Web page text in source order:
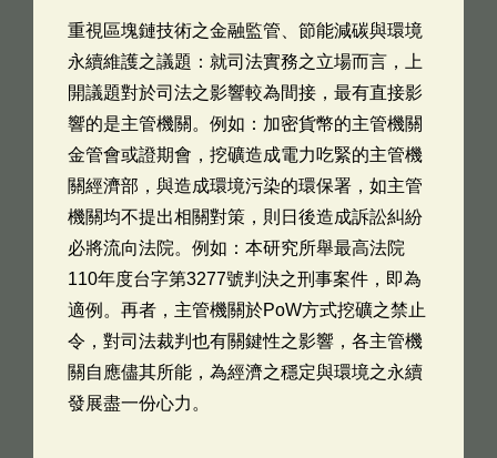
重視區塊鏈技術之金融監管、節能減碳與環境
永續維護之議題：就司法實務之立場而言，上
開議題對於司法之影響較為間接，最有直接影
響的是主管機關。例如：加密貨幣的主管機關
金管會或證期會，挖礦造成電力吃緊的主管機
關經濟部，與造成環境污染的環保署，如主管
機關均不提出相關對策，則日後造成訴訟糾紛
必將流向法院。例如：本研究所舉最高法院
110年度台字第3277號判決之刑事案件，即為
適例。再者，主管機關於PoW方式挖礦之禁止
令，對司法裁判也有關鍵性之影響，各主管機
關自應儘其所能，為經濟之穩定與環境之永續
發展盡一份心力。